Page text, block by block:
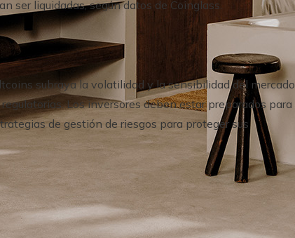
ser liquidadas, según datos de Coinglass.
subraya la volatilidad y la sensibilidad del mercado
Los inversores deben estar preparados para
de gestión de riesgos para proteger sus